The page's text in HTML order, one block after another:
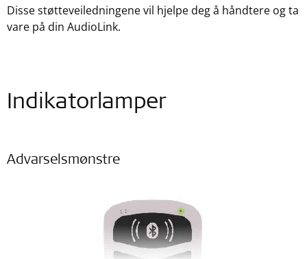
Disse støtteveiledningene vil hjelpe deg å håndtere og ta
vare på din AudioLink.
Indikatorlamper
Advarselsmønstre